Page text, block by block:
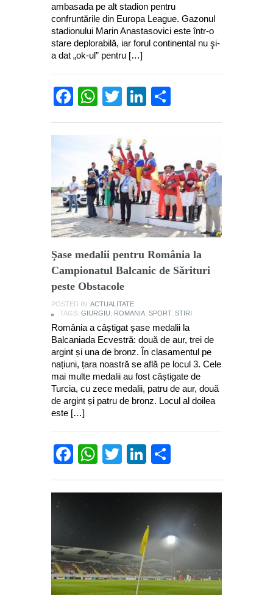
ambasada pe alt stadion pentru
confruntările din Europa League. Gazonul
stadionului Marin Anastasovici este într-o
stare deplorabilă, iar forul continental nu şi-
a dat „ok-ul” pentru […]
Facebook
WhatsApp
TwitterLinkedIn
Şase medalii pentru România la
Campionatul Balcanic de Sărituri
peste Obstacole
POSTED IN: ACTUALITATE
TAGS: GIURGIU ROMANIA SPORT, STIRI
România a câștigat șase medalii la
Balcaniada Ecvestră: două de aur, trei de
argint și una de bronz. În clasamentul pe
națiuni, țara noastră se află pe locul 3. Cele
mai multe medalii au fost câștigate de
Turcia, cu zece medalii, patru de aur, două
de argint și patru de bronz. Locul al doilea
este […]
Facebook
WhatsApp
TwitterLinkedIn